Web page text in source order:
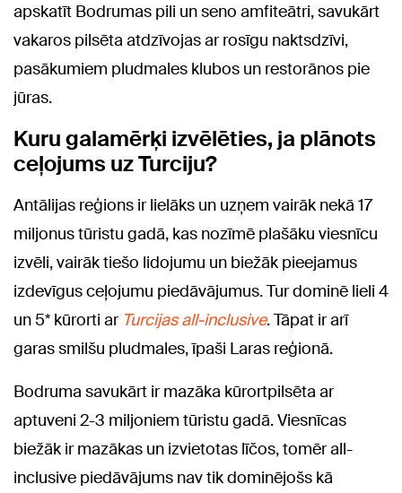
apskatīt Bodrumas pili un seno amfiteātri, savukārt
vakaros pilsēta atdzīvojas ar rosīgu naktsdzīvi,
pasākumiem pludmales klubos un restorānos pie
jūras.
Kuru galamērķi izvēlēties, ja plānots
ceļojums uz Turciju?
Antālijas reģions ir lielāks un uzņem vairāk nekā 17
miljonus tūristu gadā, kas nozīmē plašāku viesnīcu
izvēli, vairāk tiešo lidojumu un biežāk pieejamus
izdevīgus ceļojumu piedāvājumus. Tur dominē lieli 4
un 5* kūrorti ar Turcijas all-inclusive. Tāpat ir arī
garas smilšu pludmales, īpaši Laras reģionā.
Bodruma savukārt ir mazāka kūrortpilsēta ar
aptuveni 2-3 miljoniem tūristu gadā. Viesnīcas
biežāk ir mazākas un izvietotas līčos, tomēr all-
inclusive piedāvājums nav tik dominējošs kā